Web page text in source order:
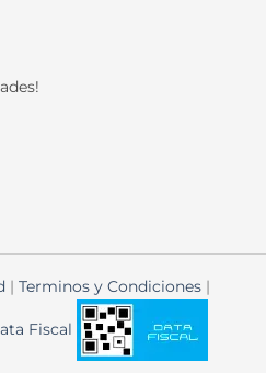
| Terminos y Condiciones |
Fiscal